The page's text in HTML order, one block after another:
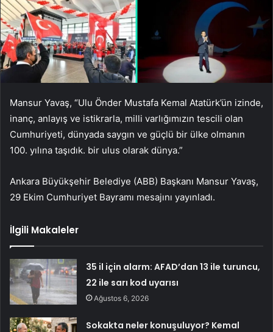
Mansur Yavaş, “Ulu Önder Mustafa Kemal Atatürk’ün izinde,
inanç, anlayış ve istikrarla, milli varlığımızın tescili olan
Cumhuriyeti, dünyada saygın ve güçlü bir ülke olmanın
100. yılına taşıdık. bir ulus olarak dünya.”
Ankara Büyükşehir Belediye (ABB) Başkanı Mansur Yavaş,
29 Ekim Cumhuriyet Bayramı mesajını yayınladı.
İlgili Makaleler
35 il için alarm: AFAD’dan 13 ile turuncu,
22 ile sarı kod uyarısı
Ağustos 6, 2026
Sokakta neler konuşuluyor? Kemal